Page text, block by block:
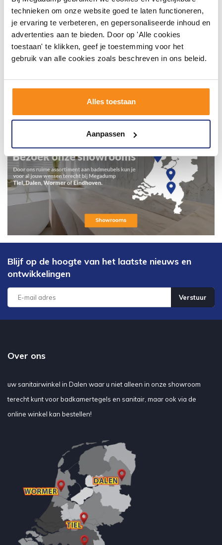
technieken om onze website goed te laten functioneren,
je ervaring te verbeteren, en gepersonaliseerde inhoud en
advertenties aan te bieden. Door op 'Alle cookies
toestaan' te klikken, geef je toestemming voor het
gebruik van alle cookies zoals beschreven in ons beleid.
Alles toestaan
Aanpassen
Blijf op de hoogte van het laatste nieuws en
ontwikkelingen
Verstuur
Over ons
uw sanitairwinkel in Dalen waar u niet alleen in onze showroom
terecht kunt voor badkamertegels en sanitair, maar ook via de
online winkel kan bestellen!